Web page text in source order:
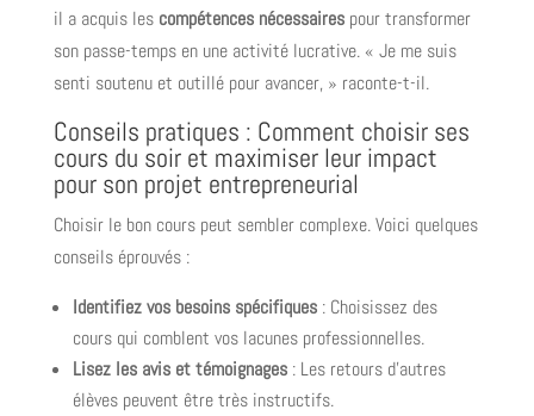
il a acquis les compétences nécessairespour transformer
son passe-temps en une activité lucrative. « Je me suis
senti soutenu et outillé pour avancer, » raconte-t-il.
Conseils pratiques : Comment choisir ses
cours du soir et maximiser leur impact
pour son projet entrepreneurial
Choisir le bon cours peut sembler complexe. Voici quelques
conseils éprouvés :
Identifiez vos besoins spécifiques: Choisissez des
cours qui comblent vos lacunes professionnelles.
Lisez les avis et témoignages: Les retours d’autres
élèves peuvent être très instructifs.